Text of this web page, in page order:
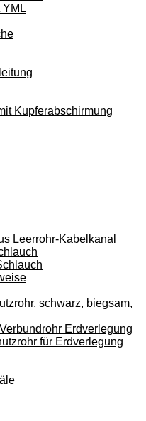
YML
Kupferabschirmung
Leerrohr-Kabelkanal
schwarz, biegsam,
Erdverlegung
für Erdverlegung